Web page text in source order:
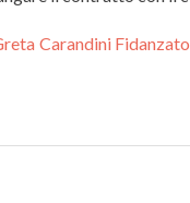
Carandini Fidanzato